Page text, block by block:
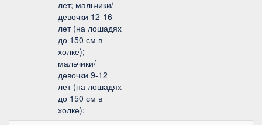
лет; мальчики/
девочки 12-16
лет (на лошадях
до 150 см в
холке);
мальчики/
девочки 9-12
лет (на лошадях
до 150 см в
холке);